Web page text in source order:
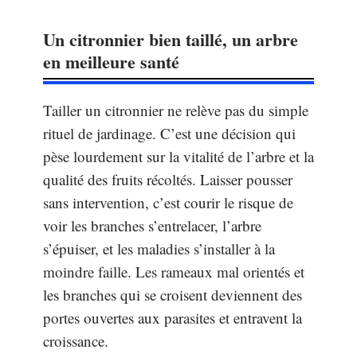
Un citronnier bien taillé, un arbre
en meilleure santé
Tailler un citronnier ne relève pas du simple
rituel de jardinage. C’est une décision qui
pèse lourdement sur la vitalité de l’arbre et la
qualité des fruits récoltés. Laisser pousser
sans intervention, c’est courir le risque de
voir les branches s’entrelacer, l’arbre
s’épuiser, et les maladies s’installer à la
moindre faille. Les rameaux mal orientés et
les branches qui se croisent deviennent des
portes ouvertes aux parasites et entravent la
croissance.